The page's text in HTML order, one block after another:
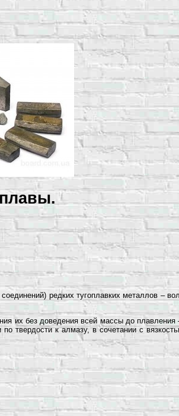
редких тугоплавких металлов –
их без доведения всей массы до
твердости к алмазу, в сочетании с